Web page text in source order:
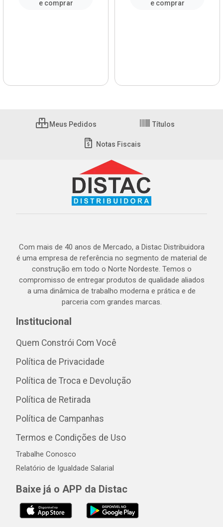
e comprar e comprar
Meus Pedidos Títulos
Notas Fiscais
Com mais de 40 anos de Mercado, a Distac Distribuidora
é uma empresa de referência no segmento de material de
construção em todo o Norte Nordeste. Temos o
compromisso de entregar produtos de qualidade aliados
a uma dinâmica de trabalho moderna e prática e de
parceria com grandes marcas.
Institucional
Quem Constrói Com Você
Política de Privacidade
Política de Troca e Devolução
Política de Retirada
Política de Campanhas
Termos e Condições de Uso
Trabalhe Conosco
Relatório de Igualdade Salarial
Baixe já o APP da Distac